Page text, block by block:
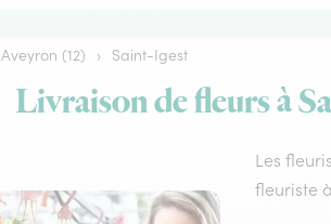
Aveyron (12) › Saint-Igest
Livraison de fleurs à
Les
fleuriste